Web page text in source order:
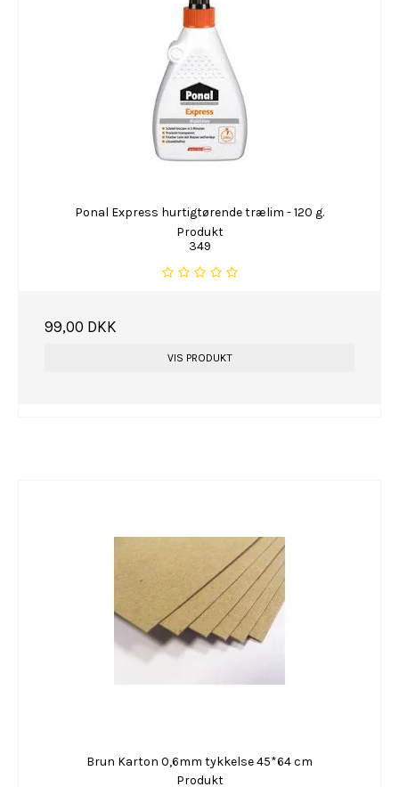
Ponal Express hurtigtørende trælim - 120 g.
Produkt
349
99,00 DKK
VIS PRODUKT
Brun Karton 0,6mm tykkelse 45*64 cm
Produkt